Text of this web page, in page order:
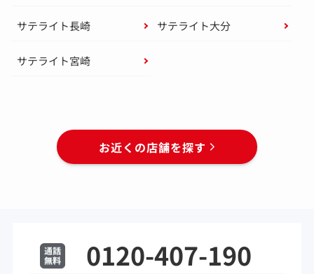
サテライト長崎 サテライト大分
サテライト宮崎
お近くの店舗を探す
0120-407-190